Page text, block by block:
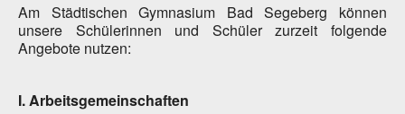
Am Städtischen Gymnasium Bad Segeberg können
unsere Schülerinnen und Schüler zurzeit folgende
Angebote nutzen:
I. Arbeitsgemeinschaften